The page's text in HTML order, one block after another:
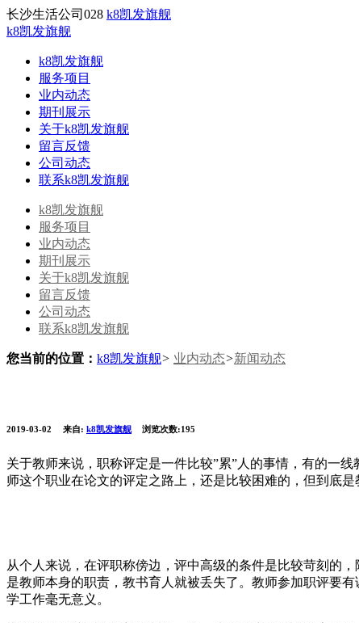
长沙生活公司028 k8凯发旗舰
k8凯发旗舰
k8凯发旗舰
服务项目
业内动态
期刊展示
关于k8凯发旗舰
留言反馈
公司动态
联系k8凯发旗舰
k8凯发旗舰
服务项目
业内动态
期刊展示
关于k8凯发旗舰
留言反馈
公司动态
联系k8凯发旗舰
您当前的位置： k8凯发旗舰> 业内动态>新闻动态
2019-03-02 来自: k8凯发旗舰 浏览次数:195
关于教师来说，职称评定是一件比较”累”人的事情，有的一
师这个职业在论文的评定之路上，还是比较困难的，但到底
从个人来说，在评职称傍边，评中高级的条件是比较苛刻的
是教师本身的职责，教书育人就被丢失了。教师参加职评要
学工作毫无意义。